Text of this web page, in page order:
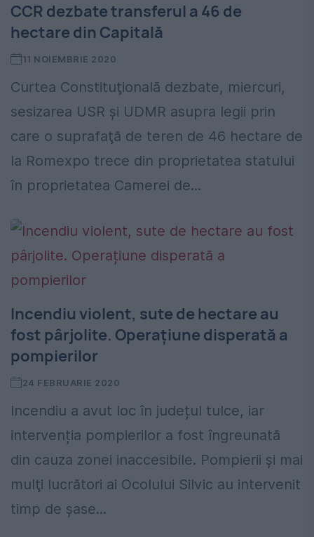
CCR dezbate transferul a 46 de
hectare din Capitală
11 NOIEMBRIE 2020
Curtea Constituţională dezbate, miercuri,
sesizarea USR şi UDMR asupra legii prin
care o suprafaţă de teren de 46 hectare de
la Romexpo trece din proprietatea statului
în proprietatea Camerei de...
Incendiu violent, sute de hectare au
fost pârjolite. Operațiune disperată a
pompierilor
24 FEBRUARIE 2020
Incendiu a avut loc în județul tulce, iar
intervenția pompierilor a fost îngreunată
din cauza zonei inaccesibile. Pompierii şi mai
mulţi lucrători ai Ocolului Silvic au intervenit
timp de şase...